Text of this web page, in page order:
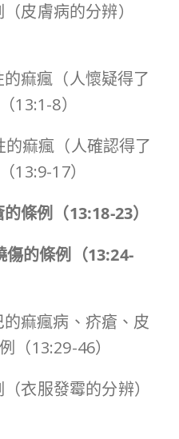
皮膚病的分辨）
痲瘋（人懷疑得了
13:1-8）
痲瘋（人確認得了
13:9-17）
條例（13:18-23）
的條例（13:24-
痲瘋病、疥瘡、皮
（13:29-46）
衣服發霉的分辨）